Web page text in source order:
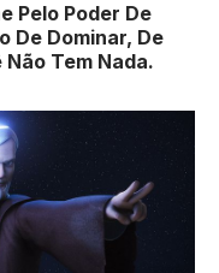
Pelo Poder De
De Dominar, De
Tem Nada.